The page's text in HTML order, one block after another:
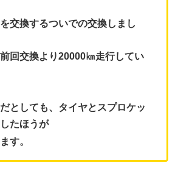
交換するついでの交換しまし
回交換より20000㎞走行してい
としても、タイヤとスプロケッ
たほうが
す。